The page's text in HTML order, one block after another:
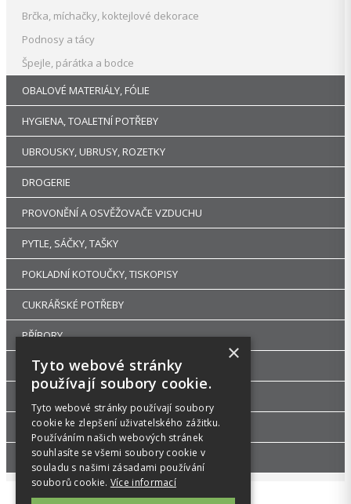
Brčka, míchačky, koktejlové dekorace
Podnosy a tácy
Špejle, párátka a bodce
OBALOVÉ MATERIÁLY, FÓLIE
HYGIENA, TOALETNÍ POTŘEBY
UBROUSKY, UBRUSY, ROZETKY
DROGERIE
PROVONĚNÍ A OSVĚŽOVAČE VZDUCHU
PYTLE, SÁČKY, TAŠKY
POKLADNÍ KOTOUČKY, TISKOPISY
CUKRÁŘSKÉ POTŘEBY
PŘÍBORY
RUKAVICE A OCHRANNÉ PRACOVNÍ POMŮCKY
UHLÍ DŘEVĚNÉ GASTRO A HOŘLAVÉ PASTY
DEKORACE A PÁRTY POTŘEBY
GASTRO ZAŘÍZENÍ
×
Tyto webové stránky
používají soubory cookie.
Tyto webové stránky používají soubory
cookie ke zlepšení uživatelského zážitku.
Používáním našich webových stránek
souhlasíte se všemi soubory cookie v
souladu s našimi zásadami používání
souborů cookie. Více informací